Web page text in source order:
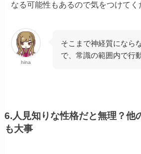
なる可能性もあるので気をつけてく
hina
そこまで神経質になら
で、常識の範囲内で行
6.人見知りな性格だと無理？他
も大事